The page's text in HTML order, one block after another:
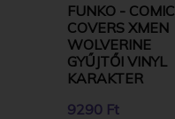
FUNKO - COMIC
COVERS XMEN
WOLVERINE
GYŰJTŐI VINYL
KARAKTER
9290 Ft